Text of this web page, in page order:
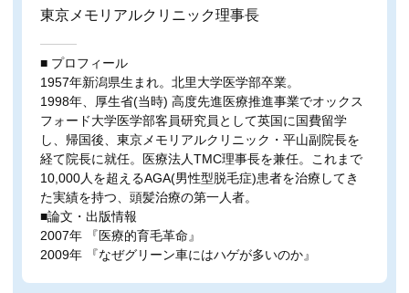
東京メモリアルクリニック理事長
■ プロフィール
1957年新潟県生まれ。北里大学医学部卒業。
1998年、厚生省(当時) 高度先進医療推進事業でオックス
フォード大学医学部客員研究員として英国に国費留学
し、帰国後、東京メモリアルクリニック・平山副院長を
経て院長に就任。医療法人TMC理事長を兼任。これまで
10,000人を超えるAGA(男性型脱毛症)患者を治療してき
た実績を持つ、頭髪治療の第一人者。
■論文・出版情報
2007年 『医療的育毛革命』
2009年 『なぜグリーン車にはハゲが多いのか』